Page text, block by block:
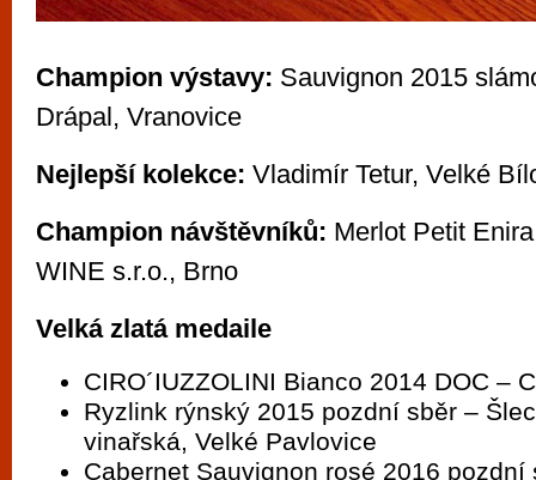
Champion výstavy: Sauvignon 2015
Drápal, Vranovice
Nejlepší kolekce: Vladimír Tetur, Velké
Champion návštěvníků: Merlot Petit
WINE s.r.o., Brno
Velká zlatá medaile
CIRO´IUZZOLINI Bianco 2014 DOC –
Ryzlink rýnský 2015 pozdní sběr –
vinařská, Velké Pavlovice
Cabernet Sauvignon rosé 2016 pozdní